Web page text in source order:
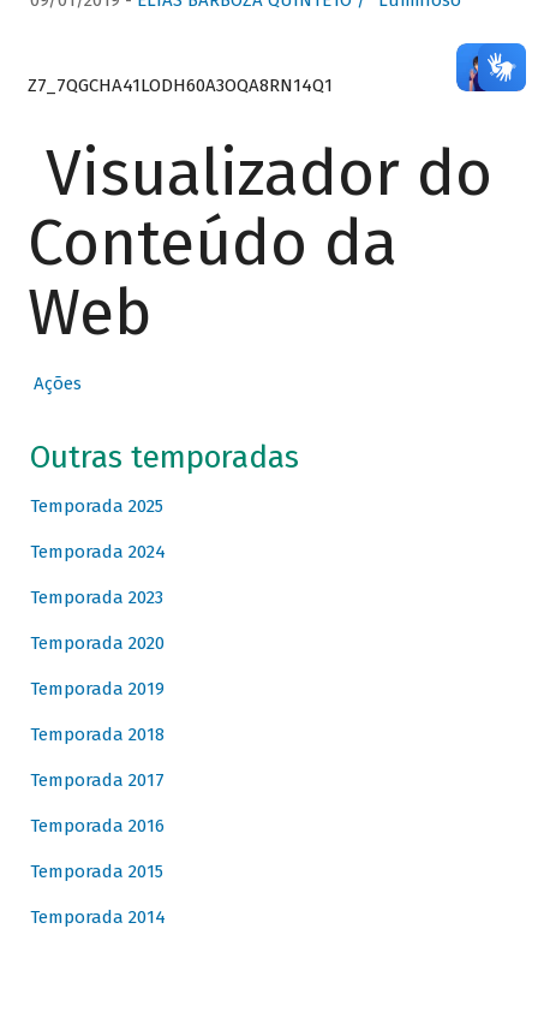
Z7_7QGCHA41LODH60A3OQA8RN14Q1
Visualizador do
Conteúdo da
Web
Ações
Outras temporadas
Temporada 2025
Temporada 2024
Temporada 2023
Temporada 2020
Temporada 2019
Temporada 2018
Temporada 2017
Temporada 2016
Temporada 2015
Temporada 2014